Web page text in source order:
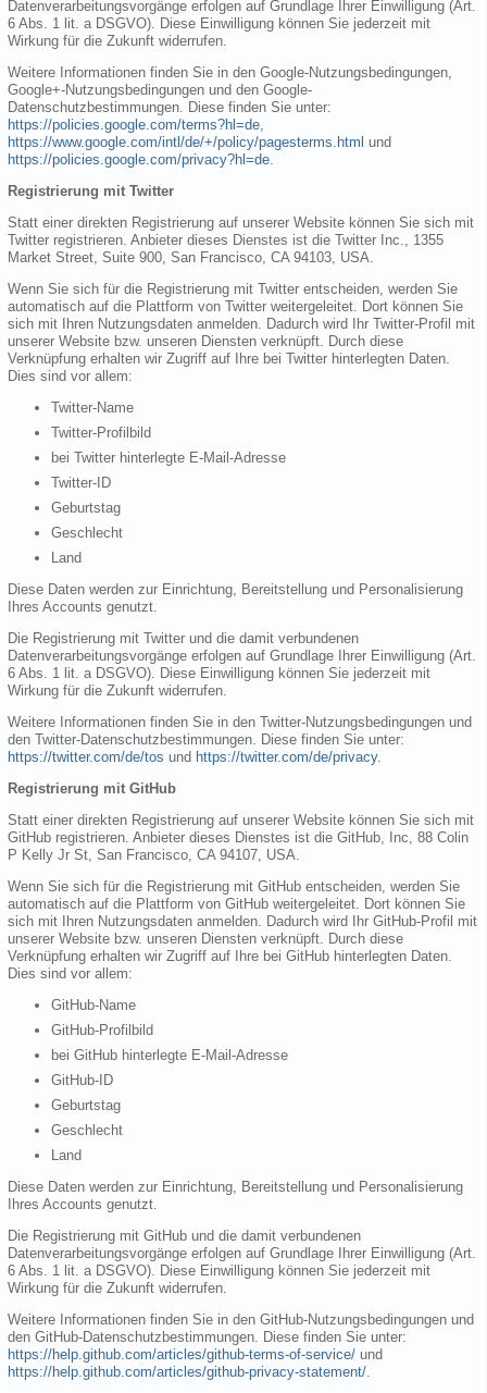
Datenverarbeitungsvorgänge erfolgen auf Grundlage Ihrer Einwilligung (Art.
6 Abs. 1 lit. a DSGVO). Diese Einwilligung können Sie jederzeit mit
Wirkung für die Zukunft widerrufen.
Weitere Informationen finden Sie in den Google-Nutzungsbedingungen,
Google+-Nutzungsbedingungen und den Google-
Datenschutzbestimmungen. Diese finden Sie unter:
https://policies.google.com/terms?hl=de,
https://www.google.com/intl/de/+/policy/pagesterms.html und
https://policies.google.com/privacy?hl=de.
Registrierung mit Twitter
Statt einer direkten Registrierung auf unserer Website können Sie sich mit
Twitter registrieren. Anbieter dieses Dienstes ist die Twitter Inc., 1355
Market Street, Suite 900, San Francisco, CA 94103, USA.
Wenn Sie sich für die Registrierung mit Twitter entscheiden, werden Sie
automatisch auf die Plattform von Twitter weitergeleitet. Dort können Sie
sich mit Ihren Nutzungsdaten anmelden. Dadurch wird Ihr Twitter-Profil mit
unserer Website bzw. unseren Diensten verknüpft. Durch diese
Verknüpfung erhalten wir Zugriff auf Ihre bei Twitter hinterlegten Daten.
Dies sind vor allem:
Twitter-Name
Twitter-Profilbild
bei Twitter hinterlegte E-Mail-Adresse
Twitter-ID
Geburtstag
Geschlecht
Land
Diese Daten werden zur Einrichtung, Bereitstellung und Personalisierung
Ihres Accounts genutzt.
Die Registrierung mit Twitter und die damit verbundenen
Datenverarbeitungsvorgänge erfolgen auf Grundlage Ihrer Einwilligung (Art.
6 Abs. 1 lit. a DSGVO). Diese Einwilligung können Sie jederzeit mit
Wirkung für die Zukunft widerrufen.
Weitere Informationen finden Sie in den Twitter-Nutzungsbedingungen und
den Twitter-Datenschutzbestimmungen. Diese finden Sie unter:
https://twitter.com/de/tos und https://twitter.com/de/privacy.
Registrierung mit GitHub
Statt einer direkten Registrierung auf unserer Website können Sie sich mit
GitHub registrieren. Anbieter dieses Dienstes ist die GitHub, Inc, 88 Colin
P Kelly Jr St, San Francisco, CA 94107, USA.
Wenn Sie sich für die Registrierung mit GitHub entscheiden, werden Sie
automatisch auf die Plattform von GitHub weitergeleitet. Dort können Sie
sich mit Ihren Nutzungsdaten anmelden. Dadurch wird Ihr GitHub-Profil mit
unserer Website bzw. unseren Diensten verknüpft. Durch diese
Verknüpfung erhalten wir Zugriff auf Ihre bei GitHub hinterlegten Daten.
Dies sind vor allem:
GitHub-Name
GitHub-Profilbild
bei GitHub hinterlegte E-Mail-Adresse
GitHub-ID
Geburtstag
Geschlecht
Land
Diese Daten werden zur Einrichtung, Bereitstellung und Personalisierung
Ihres Accounts genutzt.
Die Registrierung mit GitHub und die damit verbundenen
Datenverarbeitungsvorgänge erfolgen auf Grundlage Ihrer Einwilligung (Art.
6 Abs. 1 lit. a DSGVO). Diese Einwilligung können Sie jederzeit mit
Wirkung für die Zukunft widerrufen.
Weitere Informationen finden Sie in den GitHub-Nutzungsbedingungen und
den GitHub-Datenschutzbestimmungen. Diese finden Sie unter:
https://help.github.com/articles/github-terms-of-service/ und
https://help.github.com/articles/github-privacy-statement/.